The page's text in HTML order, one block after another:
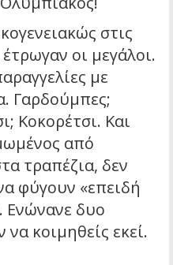
στις
οι μεγάλοι.
με
Γαρδούμπες;
Κοκορέτσι. Και
από
τραπέζια, δεν
φύγουν «επειδή
Ενώνανε δυο
να κοιμηθείς εκεί.